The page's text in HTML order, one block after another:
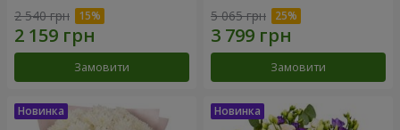
2 540 грн
Замовити
5 065 грн
Замовити